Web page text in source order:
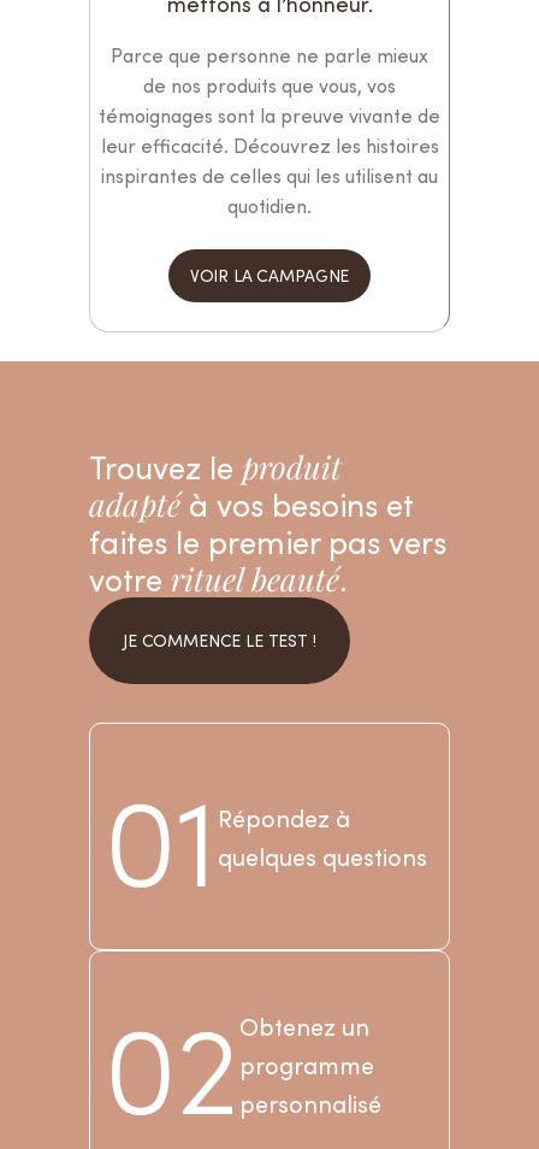
Parce que personne ne parle mieux
de nos produits que vous, vos
témoignages sont la preuve vivante de
leur efficacité. Découvrez les histoires
inspirantes de celles qui les utilisent au
quotidien.
VOIR LA CAMPAGNE
Trouvez le produit
adaptéà vos besoins et
faites le premier pas vers
votre rituel beauté.
JE COMMENCE LE TEST !
01 Répondez à
quelques questions
02 Obtenez un
programme
personnalisé